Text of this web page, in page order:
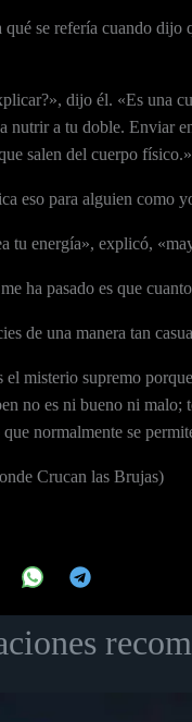
qué se refería cuando dijo
dijo él. «Es una
nutrir a tu doble. Enviar
salen del cuerpo físico.»
eso para alguien como
tu energía», explicó,
ha pasado es que
de una manera tan
el misterio supremo
no es ni bueno ni malo;
normalmente se
Crucan las Brujas)